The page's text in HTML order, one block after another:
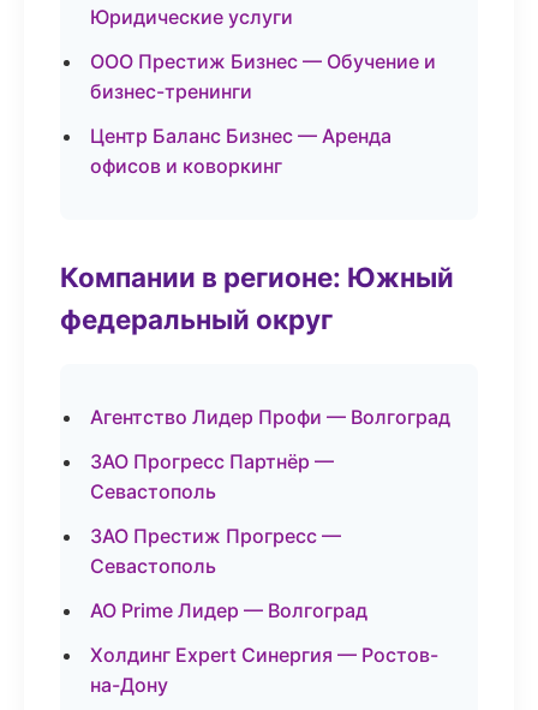
Юридические услуги
ООО Престиж Бизнес — Обучение и
бизнес-тренинги
Центр Баланс Бизнес — Аренда
офисов и коворкинг
Компании в регионе: Южный
федеральный округ
Агентство Лидер Профи — Волгоград
ЗАО Прогресс Партнёр —
Севастополь
ЗАО Престиж Прогресс —
Севастополь
АО Prime Лидер — Волгоград
Холдинг Expert Синергия — Ростов-
на-Дону